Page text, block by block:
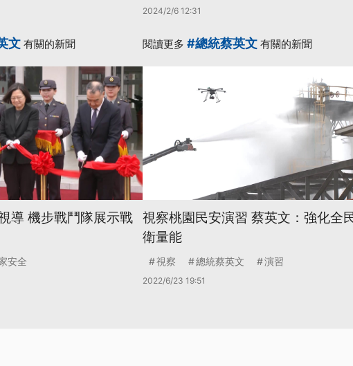
2024/2/6 12:31
文 有關的新聞
導 機步戰鬥隊展示戰
安全
閱讀更多 #總統蔡英文 有關的新聞
視察桃園民安演習 蔡英文：強化全
衛量能
視察 總統蔡英文 演習
2022/6/23 19:51